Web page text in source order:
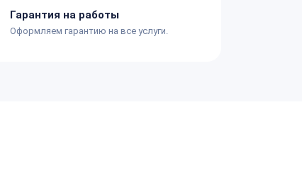
Гарантия на работы
Оформляем гарантию на все услуги.